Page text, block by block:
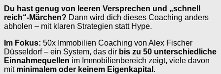
Du hast genug von leeren Versprechen und „schnell
reich“-Märchen? Dann wird dich dieses Coaching anders
abholen – mit klaren Strategien statt Hype.
Im Fokus: 50x Immobilien Coaching von Alex Fischer
Düsseldorf – ein System, das dir bis zu 50 unterschiedliche
Einnahmequellen im Immobilienbereich zeigt, viele davon
mit minimalem oder keinem Eigenkapital .